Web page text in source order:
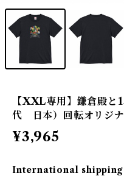
【XXL専用】鎌倉殿と
代 日本）回転オリジ
¥3,965
International